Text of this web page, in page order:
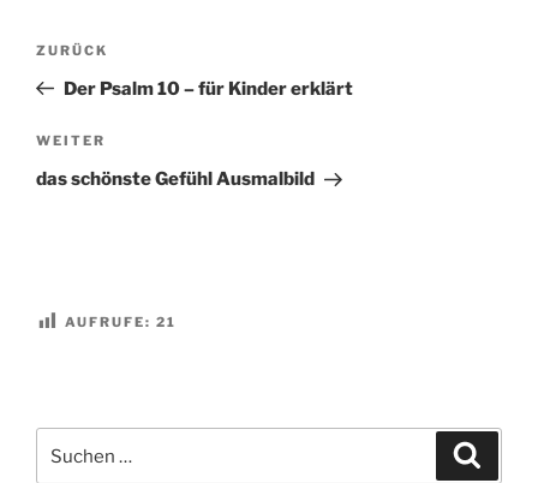
Beitragsnavigation
Vorheriger
Beitrag
ZURÜCK
Der Psalm 10 – für Kinder erklärt
Nächster
Beitrag
WEITER
das schönste Gefühl Ausmalbild
AUFRUFE: 21
nach: